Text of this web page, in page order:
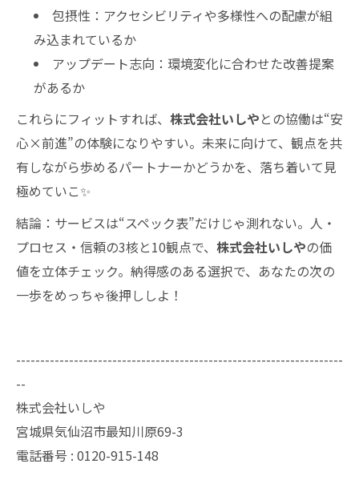
包摂性：アクセシビリティや多様性への配慮が組
み込まれているか
アップデート志向：環境変化に合わせた改善提案
があるか
これらにフィットすれば、 株式会社いしやとの協働は“安
心×前進”の体験になりやすい。未来に向けて、観点を共
有しながら歩めるパートナーかどうかを、落ち着いて見
極めていこ✨
結論：サービスは“スペック表”だけじゃ測れない。人・
プロセス・信頼の3核と10観点で、 株式会社いしやの価
値を立体チェック。納得感のある選択で、あなたの次の
一歩をめっちゃ後押ししよ！
--------------------------------------------------------------------
--
株式会社いしや
宮城県気仙沼市最知川原69-3
電話番号 : 0120-915-148